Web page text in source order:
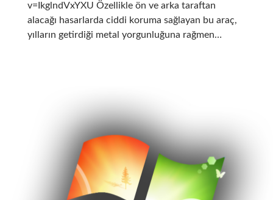
v=IkglndVxYXU Özellikle ön ve arka taraftan
alacağı hasarlarda ciddi koruma sağlayan bu araç,
yılların getirdiği metal yorgunluğuna rağmen…